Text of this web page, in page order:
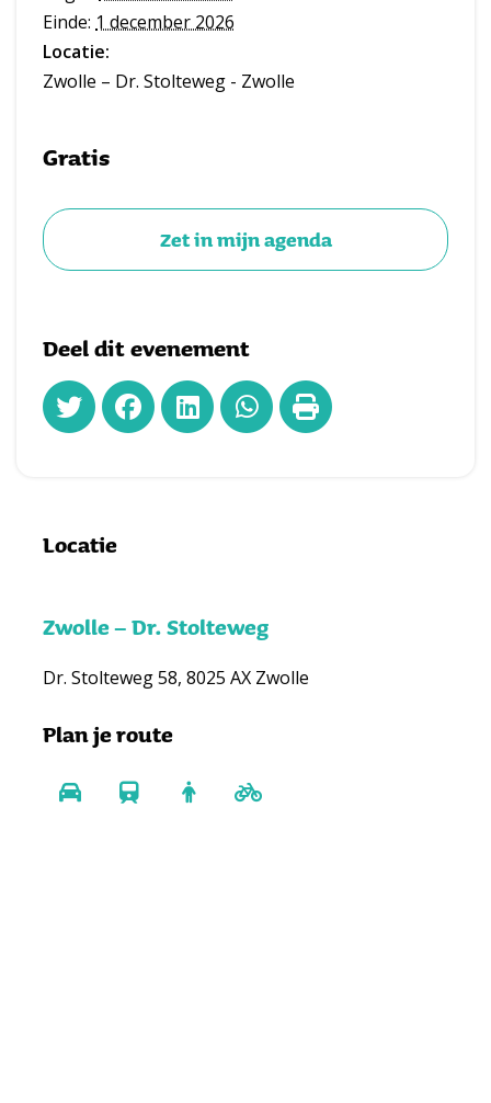
Einde: 1 december 2026
Locatie:
Zwolle – Dr. Stolteweg - Zwolle
Gratis
Zet in mijn agenda
Deel dit evenement
Locatie
Zwolle – Dr. Stolteweg
Dr. Stolteweg 58, 8025 AX Zwolle
Plan je route